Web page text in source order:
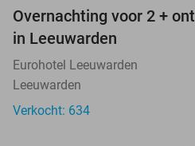
Overnachting voor 2 +
in Leeuwarden
Eurohotel Leeuwarden
Leeuwarden
Verkocht: 634